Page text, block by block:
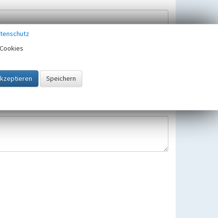
gespeichert und verwendet.
gültigen Europäischen